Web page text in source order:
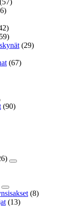
(57)
(29)
(67)
(90)
(8)
(13)